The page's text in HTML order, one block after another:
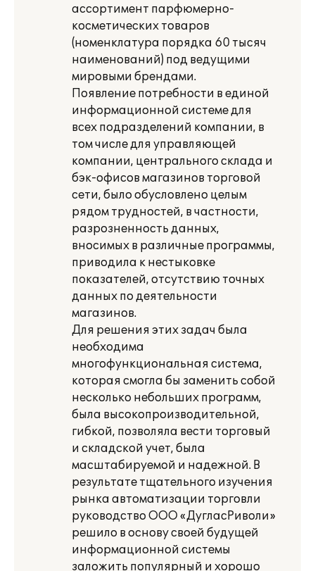
ассортимент парфюмерно-
косметических товаров
(номенклатура порядка 60 тысяч
наименований) под ведущими
мировыми брендами.
Появление потребности в единой
информационной системе для
всех подразделений компании, в
том числе для управляющей
компании, центрального склада и
бэк-офисов магазинов торговой
сети, было обусловлено целым
рядом трудностей, в частности,
разрозненность данных,
вносимых в различные программы,
приводила к нестыковке
показателей, отсутствию точных
данных по деятельности
магазинов.
Для решения этих задач была
необходима
многофункциональная система,
которая смогла бы заменить собой
несколько небольших программ,
была высокопроизводительной,
гибкой, позволяла вести торговый
и складской учет, была
масштабируемой и надежной. В
результате тщательного изучения
рынка автоматизации торговли
руководство ООО «ДугласРиволи»
решило в основу своей будущей
информационной системы
заложить популярный и хорошо